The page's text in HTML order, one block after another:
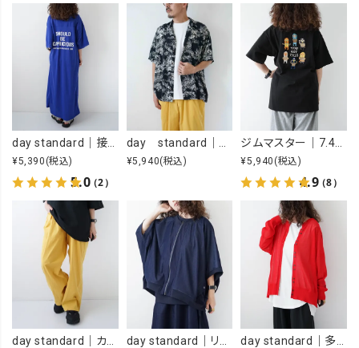
¥5,390 (税込)
5.0（2）
¥5,940(税込)
ジムマスター｜7.4OZ YOU GOT THIS 刺繍Tee [[G721707]][D]
¥5,940 (税込)
4.9（8）